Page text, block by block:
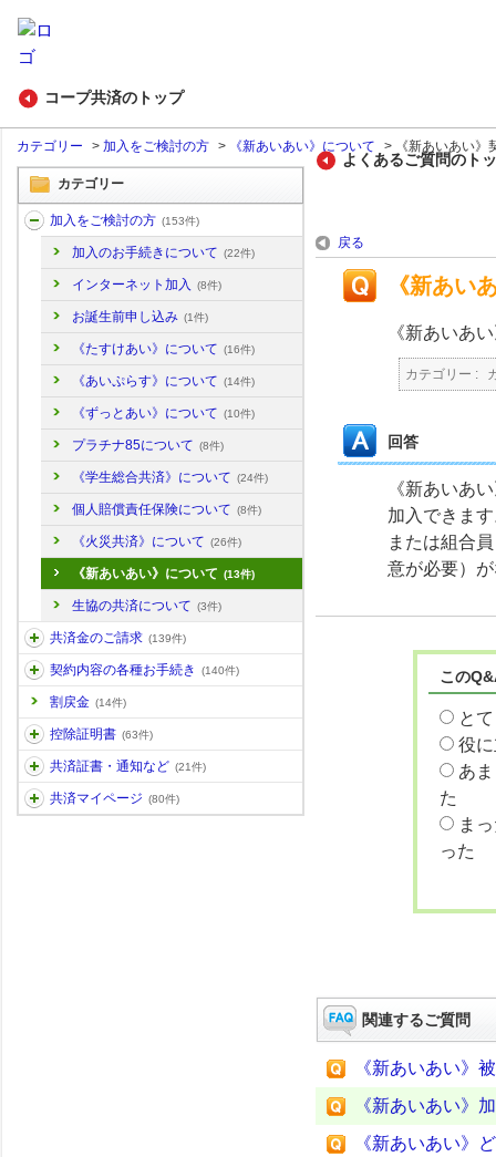
コープ共済のトップ
カテゴリー > 加入をご検討の方 > 《新あいあい》について > 《新あいあい
カテゴリー
加入をご検討の方 (153件)
加入のお手続きについて (22件)
インターネット加入 (8件)
お誕生前申し込み (1件)
《たすけあい》について (16件)
《あいぷらす》について (14件)
《ずっとあい》について (10件)
プラチナ85について (8件)
《学生総合共済》について (24件)
個人賠償責任保険について (8件)
《火災共済》について (26件)
《新あいあい》について (13件)
生協の共済について (3件)
共済金のご請求 (139件)
契約内容の各種お手続き (140件)
割戻金 (14件)
控除証明書 (63件)
共済証書・通知など (21件)
共済マイページ (80件)
よくあるご質問のト
戻る
《新あい
《新あいあ
カテゴリー :
回答
《新あいあ
加入できま
または組合
意が必要）
この
と
役
あ
た
ま
った
関連するご質問
《新あいあい》
《新あいあい》
《新あいあい》